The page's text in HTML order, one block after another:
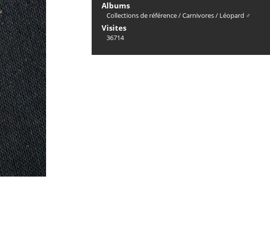
Albums
Collections de référence/Carnivores/ Léopard ♂
Visites
36714